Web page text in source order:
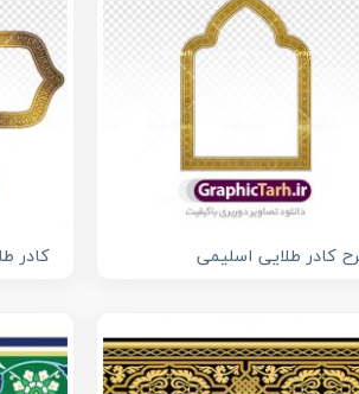
کادر طلایی اسلیمی کادر